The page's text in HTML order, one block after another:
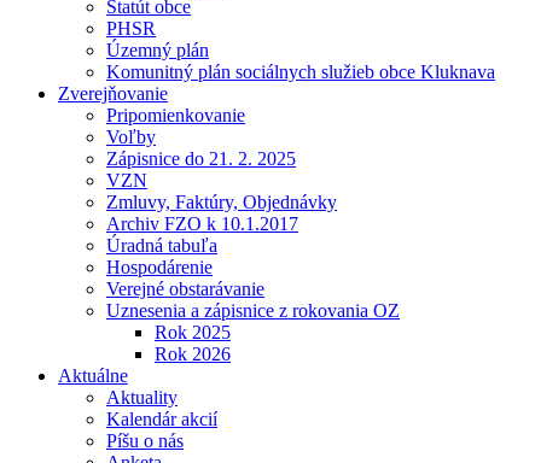
Štatút obce
PHSR
Územný plán
Komunitný plán sociálnych služieb obce Kluknava
Zverejňovanie
Pripomienkovanie
Voľby
Zápisnice do 21. 2. 2025
VZN
Zmluvy, Faktúry, Objednávky
Archiv FZO k 10.1.2017
Úradná tabuľa
Hospodárenie
Verejné obstarávanie
Uznesenia a zápisnice z rokovania OZ
Rok 2025
Rok 2026
Aktuálne
Aktuality
Kalendár akcií
Píšu o nás